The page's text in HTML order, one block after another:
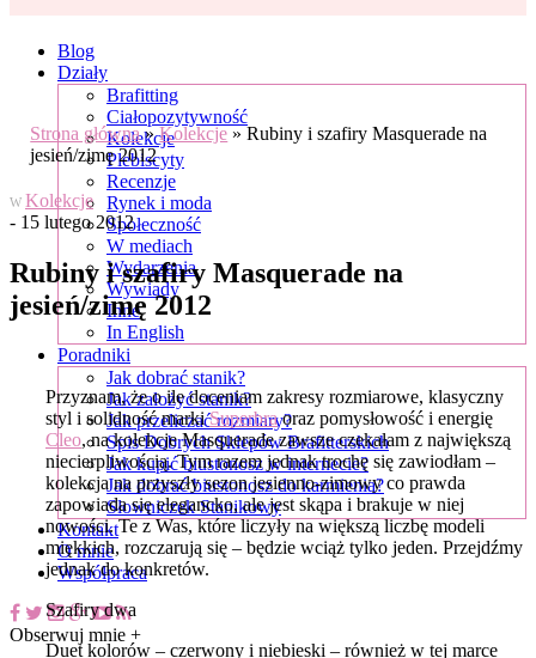
Blog
Działy
Brafitting
Ciałopozytywność
Kolekcje
Plebiscyty
Recenzje
Rynek i moda
Społeczność
W mediach
Wydarzenia
Wywiady
Inne
In English
Poradniki
Jak dobrać stanik?
Jak założyć stanik?
Jak przeliczać rozmiary?
Spis Dobrych Sklepów Brafitterskich
Jak kupić biustonosz w internecie?
Jak dobrać biustonosz do karmienia?
Słowniczek Stanikowy
Kontakt
O mnie
Współpraca
Obserwuj mnie +
Strona główna»Kolekcje »Rubiny i szafiry Masquerade na
jesień/zimę 2012
W Kolekcje
- 15 lutego 2012
Rubiny i szafiry Masquerade na
jesień/zimę 2012
Przyznam, że o ile doceniam zakresy rozmiarowe, klasyczny
styl i solidność markiSuperbraoraz pomysłowość i energię
Cleo, na kolekcje Masquerade zawsze czekałam z największą
niecierpliwością. Tym razem jednak trochę się zawiodłam –
kolekcja na przyszły sezon jesienno-zimowy co prawda
zapowiada się elegancko, ale jest skąpa i brakuje w niej
nowości. Te z Was, które liczyły na większą liczbę modeli
miękkich, rozczarują się – będzie wciąż tylko jeden. Przejdźmy
jednak do konkretów.
Szafiry dwa
Duet kolorów – czerwony i niebieski – również w tej marce